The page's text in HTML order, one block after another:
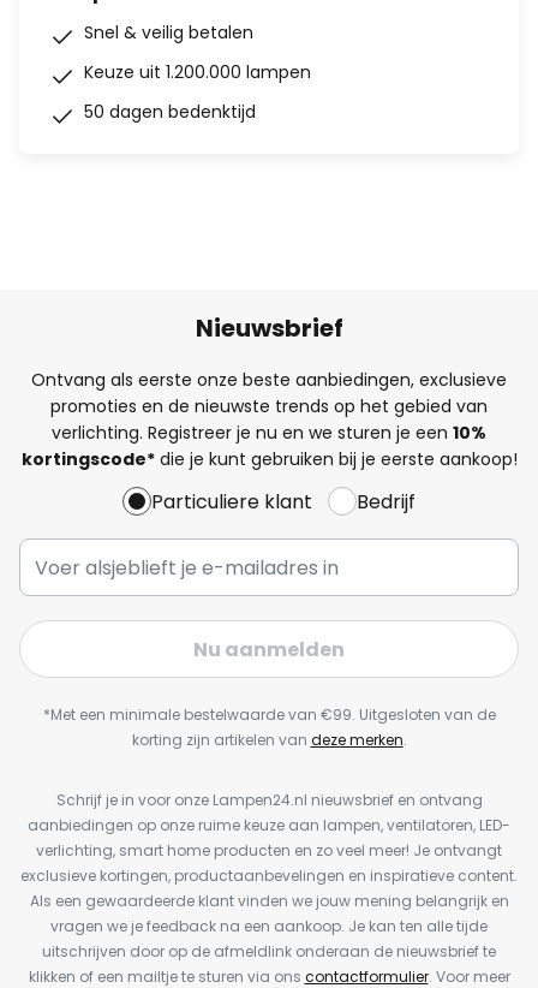
Snel & veilig betalen
Keuze uit 1.200.000 lampen
50 dagen bedenktijd
Nieuwsbrief
Ontvang als eerste onze beste aanbiedingen, exclusieve
promoties en de nieuwste trends op het gebied van
verlichting. Registreer je nu en we sturen je een 10%
kortingscode*die je kunt gebruiken bij je eerste aankoop!
Particuliere klant Bedrijf
Nu aanmelden
*Met een minimale bestelwaarde van €99. Uitgesloten van de
korting zijn artikelen van deze merken.
Schrijf je in voor onze Lampen24.nl nieuwsbrief en ontvang
aanbiedingen op onze ruime keuze aan lampen, ventilatoren, LED-
verlichting, smart home producten en zo veel meer! Je ontvangt
exclusieve kortingen, productaanbevelingen en inspiratieve content.
Als een gewaardeerde klant vinden we jouw mening belangrijk en
vragen we je feedback na een aankoop. Je kan ten alle tijde
uitschrijven door op de afmeldlink onderaan de nieuwsbrief te
klikken of een mailtje te sturen via ons contactformulier. Voor meer